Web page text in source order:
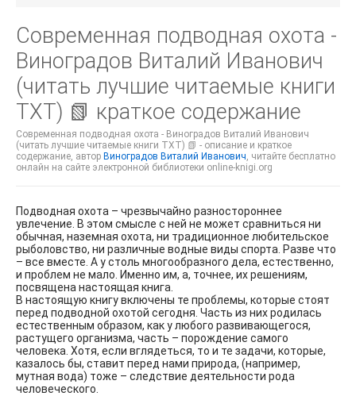
Современная подводная охота -
Виноградов Виталий Иванович
(читать лучшие читаемые книги
TXT) 📗 краткое содержание
Современная подводная охота - Виноградов Виталий Иванович
(читать лучшие читаемые книги TXT) 📗 - описание и краткое
содержание, автор Виноградов Виталий Иванович, читайте бесплатно
онлайн на сайте электронной библиотеки online-knigi.org
Подводная охота – чрезвычайно разностороннее
увлечение. В этом смысле с ней не может сравниться ни
обычная, наземная охота, ни традиционное любительское
рыболовство, ни различные водные виды спорта. Разве что
– все вместе. А у столь многообразного дела, естественно,
и проблем не мало. Именно им, а, точнее, их решениям,
посвящена настоящая книга.
В настоящую книгу включены те проблемы, которые стоят
перед подводной охотой сегодня. Часть из них родилась
естественным образом, как у любого развивающегося,
растущего организма, часть – порождение самого
человека. Хотя, если вглядеться, то и те задачи, которые,
казалось бы, ставит перед нами природа, (например,
мутная вода) тоже – следствие деятельности рода
человеческого.